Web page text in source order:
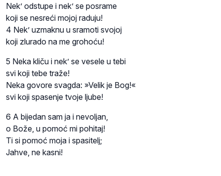
Nek’ odstupe i nek’ se posrame
koji se nesreći mojoj raduju!
4 Nek’ uzmaknu u sramoti svojoj
koji zlurado na me grohoću!
5 Neka kliču i nek’ se vesele u tebi
svi koji tebe traže!
Neka govore svagda: »Velik je Bog!«
svi koji spasenje tvoje ljube!
6 A bijedan sam ja i nevoljan,
o Bože, u pomoć mi pohitaj!
Ti si pomoć moja i spasitelj;
Jahve, ne kasni!